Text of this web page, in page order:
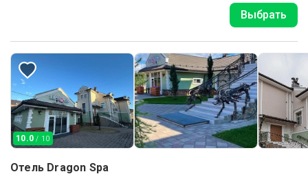
Выбрать
10.0 / 10
Отель Dragon Spa